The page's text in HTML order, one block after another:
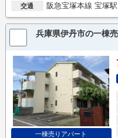
交通 阪急宝塚本線 宝塚
兵庫県伊丹市の一棟
一棟売りアパート